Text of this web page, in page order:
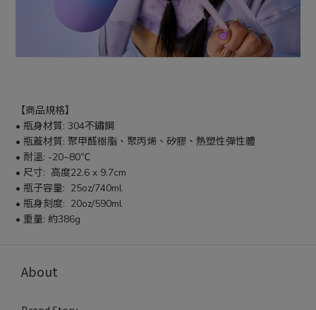
【商品規格】
• 瓶身材質: 304不鏽鋼
• 瓶蓋材質: 聚甲醛樹脂、聚丙烯、矽膠、熱塑性彈性體
• 耐溫: -20~80℃
• 尺寸:  高度22.6 x 9.7cm
• 瓶子容量:  25oz/740ml
• 瓶身刻度:  20oz/590ml
• 重量: 約386g
About